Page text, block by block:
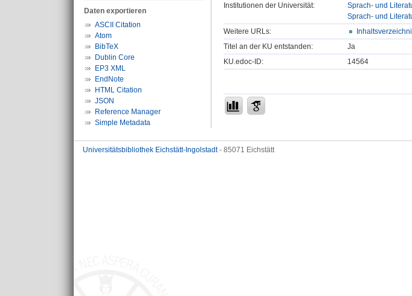
Daten exportieren
ASCII Citation
Atom
BibTeX
Dublin Core
EP3 XML
EndNote
HTML Citation
JSON
Reference Manager
Simple Metadata
Institutionen der Universität:
Sprach- und
Sprach- und
Weitere URLs:
Titel an der KU entstanden:
Ja
KU.edoc-ID:
14564
Universitätsbibliothek Eichstätt-Ingolstadt- 85071 Eichstätt